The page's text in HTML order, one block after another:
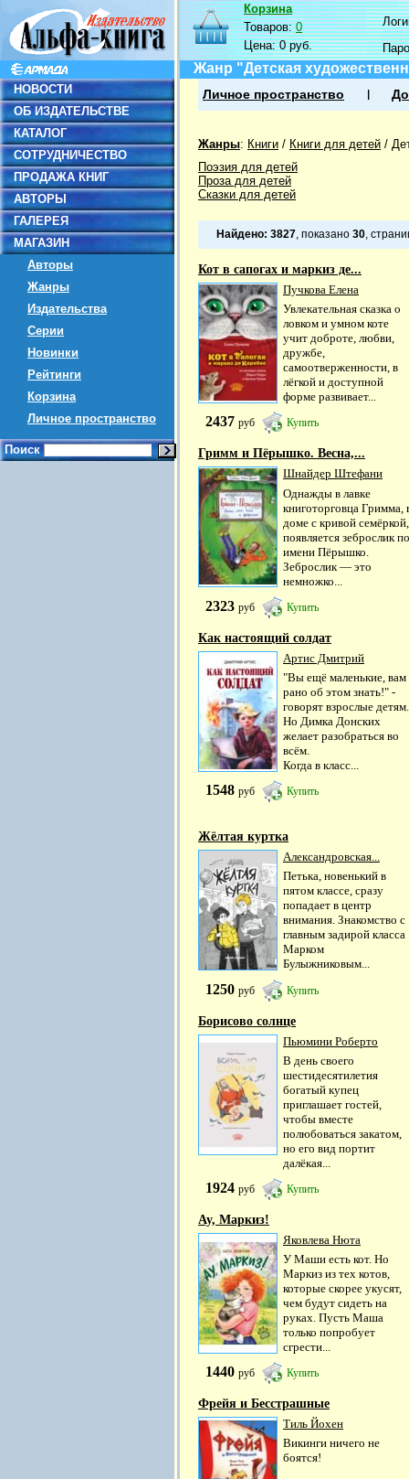
НОВОСТИ
ОБ ИЗДАТЕЛЬСТВЕ
КАТАЛОГ
СОТРУДНИЧЕСТВО
ПРОДАЖА КНИГ
АВТОРЫ
ГАЛЕРЕЯ
МАГАЗИН
Авторы
Жанры
Издательства
Серии
Новинки
Рейтинги
Корзина
Личное пространство
Поиск
Корзина
Товаров:0
Цена:0 руб.
Жанр "Детская
Личное пространство
Жанры: Книги / Книги для детей /
Поэзия для детей
Проза для детей
Сказки для детей
Найдено: 3827, показано 30,
Кот в сапогах и маркиз де...
Пучкова Елена
Увлекательная сказка о
ловком и умном коте
учит доброте, любви,
дружбе,
самоотверженности, в
лёгкой и доступной
форме развивает...
2437 руб Купить
Гримм и Пёрышко. Весна,...
Шнайдер Штефани
Однажды в лавке
книготорговца Гримма,
доме с кривой семёркой,
появляется зеброслик по
имени Пёрышко.
Зеброслик — это
немножко...
2323 руб Купить
Как настоящий солдат
Артис Дмитрий
"Вы ещё маленькие, вам
рано об этом знать!" -
говорят взрослые детям.
Но Димка Донских
желает разобраться во
всём.
Когда в класс...
1548 руб Купить
Жёлтая куртка
Александровская...
Петька, новенький в
пятом классе, сразу
попадает в центр
внимания. Знакомство с
главным задирой класса
Марком
Булыжниковым...
1250 руб Купить
Борисово солнце
Пьюмини Роберто
В день своего
шестидесятилетия
богатый купец
приглашает гостей,
чтобы вместе
полюбоваться закатом,
но его вид портит
далёкая...
1924 руб Купить
Ау, Маркиз!
Яковлева Нюта
У Маши есть кот. Но
Маркиз из тех котов,
которые скорее укусят,
чем будут сидеть на
руках. Пусть Маша
только попробует
сгрести...
1440 руб Купить
Фрейя и Бесстрашные
Тиль Йохен
Викинги ничего не
боятся!